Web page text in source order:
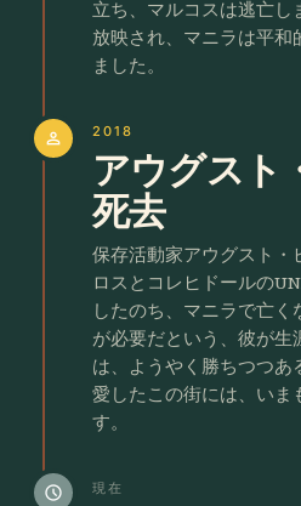
立ち、マルコスは逃亡
放映され、マニラは平和
ました。
person 2018
アウグスト
死去
保存活動家アウグスト・
ロスとコレヒドールの
したのち、マニラで亡
が必要だという、彼が
は、ようやく勝ちつつ
愛したこの街には、いま
す。
schedule 現在